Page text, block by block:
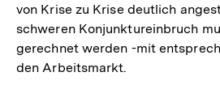
von Krise zu Krise deutlich
schweren Konjunktureinbruch
gerechnet werden -mit
den Arbeitsmarkt.